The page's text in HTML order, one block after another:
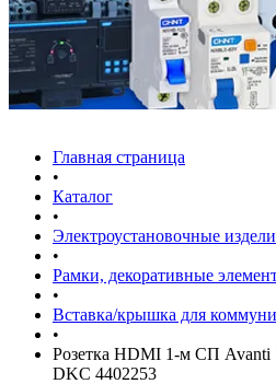
Главная страница
•
Каталог
•
Электроустановочные
•
Рамки, декоративные
•
Вставка/крышка для
•
Розетка HDMI 1-м СП
DKC 4402253